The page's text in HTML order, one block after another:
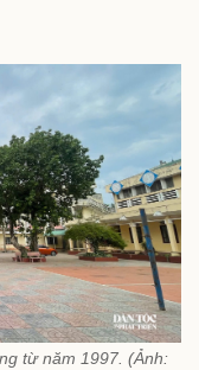
từ năm 1997. (Ảnh: